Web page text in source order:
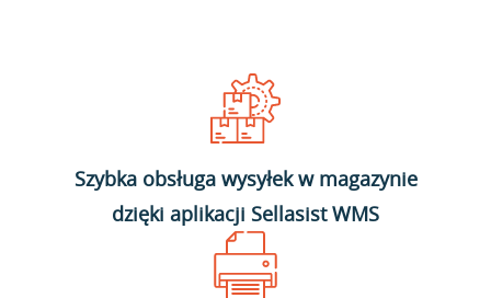
Szybka obsługa wysyłek w magazynie
dzięki aplikacji Sellasist WMS